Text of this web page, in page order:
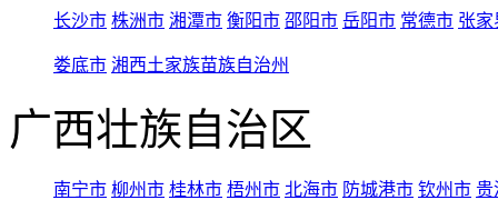
长沙市 株洲市 湘潭市 衡阳市 邵阳市 岳阳市 常德市 张家
娄底市 湘西土家族苗族自治州
广西壮族自治区
南宁市 柳州市 桂林市 梧州市 北海市 防城港市 钦州市 贵